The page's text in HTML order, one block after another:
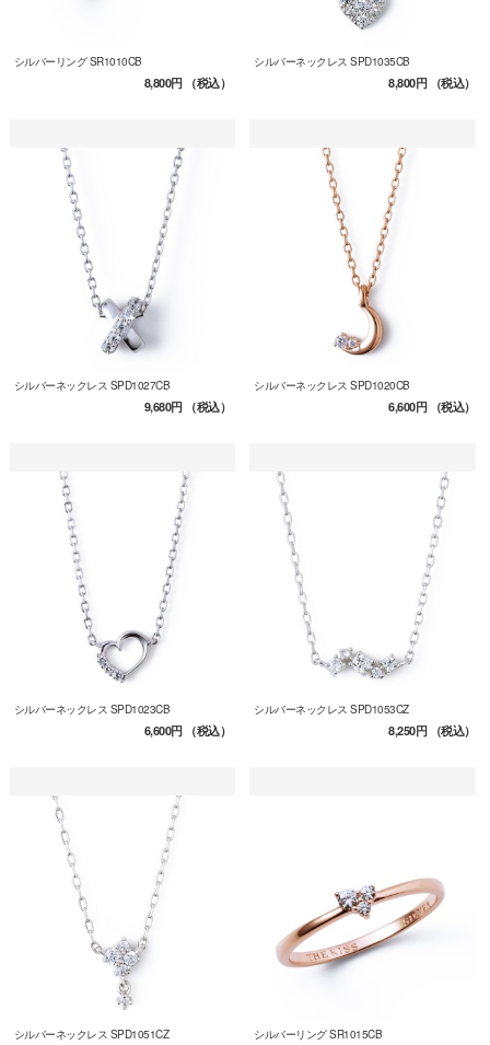
シルバーリング SR1010CB
8,800円（税込）
シルバーネックレス SPD1035CB
8,800円（税込）
シルバーネックレス SPD1027CB
9,680円（税込）
シルバーネックレス SPD1020CB
6,600円（税込）
シルバーネックレス SPD1023CB
6,600円（税込）
シルバーネックレス SPD1053CZ
8,250円（税込）
シルバーネックレス SPD1051CZ シルバーリング SR1015CB